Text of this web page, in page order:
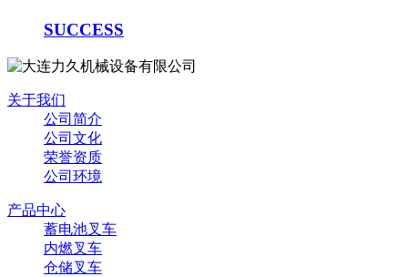
SUCCESS
关于我们
公司简介
公司文化
荣誉资质
公司环境
产品中心
蓄电池叉车
内燃叉车
仓储叉车